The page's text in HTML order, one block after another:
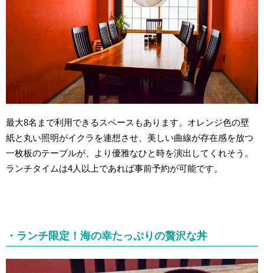
最大8名まで利用できるスペースもあります。オレンジ色の壁
紙と丸い照明がイクラを連想させ、美しい曲線が存在感を放つ
一枚板のテーブルが、より優雅なひと時を演出してくれそう。
ランチタイムは4人以上であれば事前予約が可能です。
・ランチ限定！海の幸たっぷりの贅沢な丼